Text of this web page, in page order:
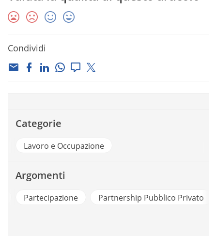
Condividi
Categorie
Lavoro e Occupazione
Argomenti
Partecipazione Partnership Pubblico Privato